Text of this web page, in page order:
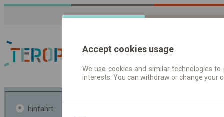
Fahrplandaten |
hinfahrt
Accept cookies usage
We use cookies and similar technologies
interests. You can withdraw or change